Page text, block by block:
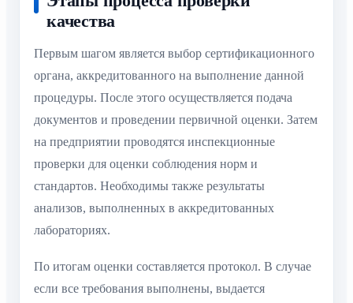
качества
Первым шагом является выбор сертификационного
органа, аккредитованного на выполнение данной
процедуры. После этого осуществляется подача
документов и проведении первичной оценки. Затем
на предприятии проводятся инспекционные
проверки для оценки соблюдения норм и
стандартов. Необходимы также результаты
анализов, выполненных в аккредитованных
лабораториях.
По итогам оценки составляется протокол. В случае
если все требования выполнены, выдается